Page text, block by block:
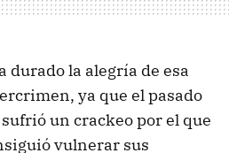
durado la alegría de esa
ya que el pasado
un crackeo por el que
vulnerar sus